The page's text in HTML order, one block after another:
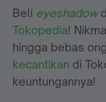
Beli eyeshadow
Tokopedia!
hingga bebas
kecantikan di
keuntungannya!